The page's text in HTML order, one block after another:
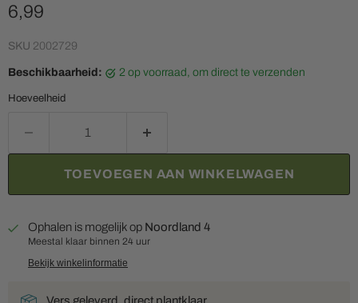
Huidige prijs
6,99
SKU 2002729
Beschikbaarheid: 2 op voorraad, om direct te verzenden
Hoeveelheid
TOEVOEGEN AAN WINKELWAGEN
Ophalen is mogelijk op Noordland 4
Meestal klaar binnen 24 uur
Bekijk winkelinformatie